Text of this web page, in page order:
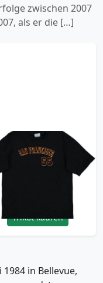
zwischen 2007
als er die […]
San Francisco
Lincecum #55
MLB Tee - 9/10 -
Trikot kaufen
in Bellevue,